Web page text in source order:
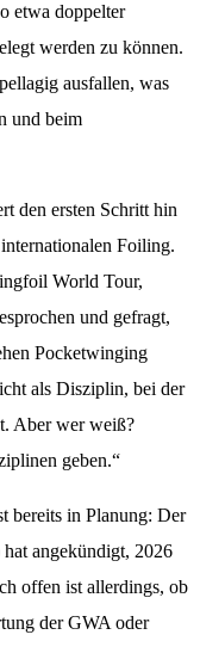
etwa doppelter
werden zu können.
ausfallen, was
und beim
den ersten Schritt hin
Foiling.
World Tour,
und gefragt,
Pocketwinging
als Disziplin, bei der
Aber wer weiß?
geben.“
bereits in Planung: Der
angekündigt, 2026
offen ist allerdings, ob
der GWA oder